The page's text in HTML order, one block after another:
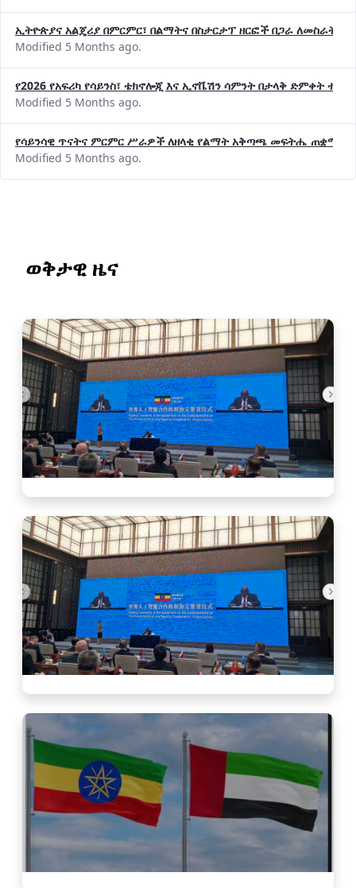
ኢትዮጵያና አልጄሪያ በምርምር፣ በልማትና በስታርታፕ ዘርፎች በጋራ ለመስራት
Modified 5 Months ago.
የ2026 የአፍሪካ የሳይንስ፣ ቴክኖሎጂ እና ኢኖቬሽን ሳምንት በታላቅ ድምቀት
Modified 5 Months ago.
የሳይንሳዊ ጥናትና ምርምር ሥራዎች ለዘላቂ የልማት አቅጣጫ መፍትሔ ጠቋሚ
Modified 5 Months ago.
ወቅታዊ ዜና